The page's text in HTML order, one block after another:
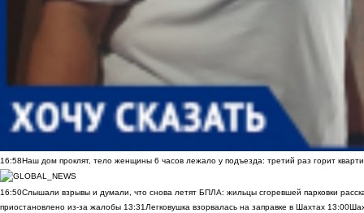
16:58Наш дом проклят, тело женщины 6 часов лежало у подъезда: третий раз горит
16:50Слышали взрывы и думали, что снова летят БПЛА: жильцы сгоревшей парковки
приостановлено из-за жалобы 13:31 Легковушка взорвалась на заправке в Шахтах 13:00